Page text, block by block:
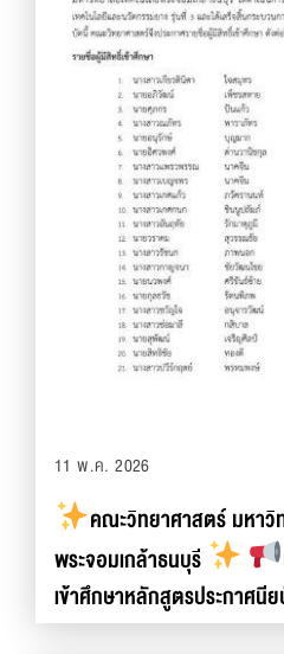
11 พ.ค. 2026
คณะวิทยาศาสตร์ มหาวิ
พระจอมเกล้าธนบุรี
เข้าศึกษาหลักสูตรประกาศนีย
นวัตกรรมยาง